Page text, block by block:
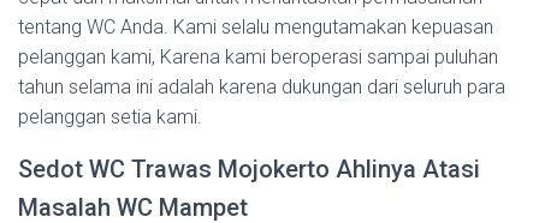
tentang WC Anda. Kami selalu mengutamakan kepuasan
pelanggan kami, Karena kami beroperasi sampai puluhan
tahun selama ini adalah karena dukungan dari seluruh para
pelanggan setia kami.
Sedot WC Trawas Mojokerto Ahlinya Atasi
Masalah WC Mampet